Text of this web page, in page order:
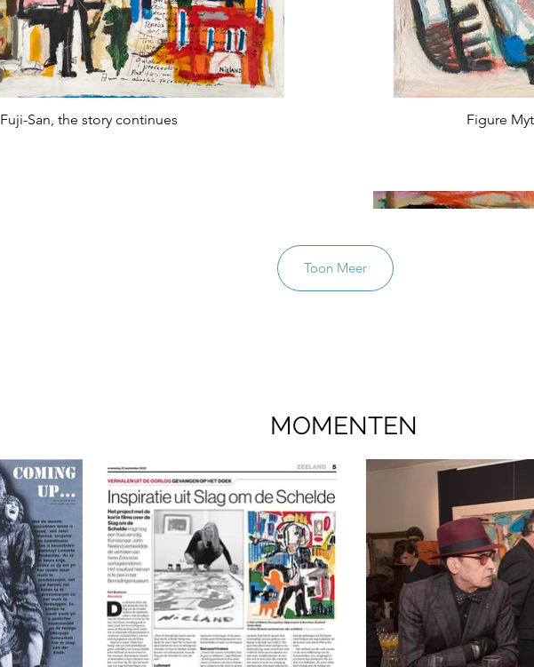
Fuji-San, the story continues Figure
Defender
Toon Meer
MOMENTEN